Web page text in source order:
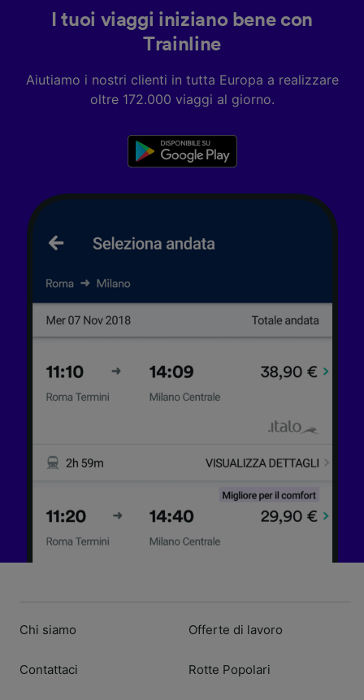
I tuoi viaggi iniziano bene con
Trainline
Aiutiamo i nostri clienti in tutta Europa a realizzare
oltre 172.000 viaggi al giorno.
Chi siamo
Contattaci
Offerte di lavoro
Rotte Popolari